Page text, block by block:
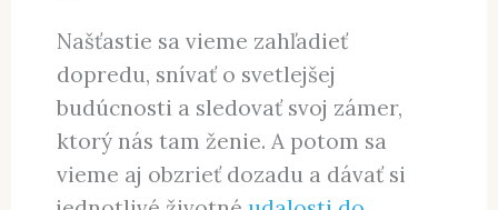
Každé ráno chceme, aby náš deň
nebol zbytočný.
Ale správame sa
tak?
Našťastie sa vieme zahľadieť